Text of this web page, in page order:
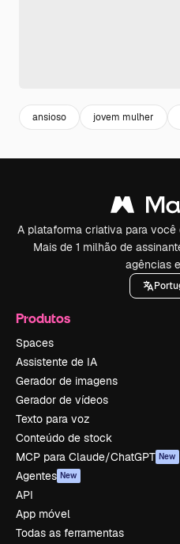
ansioso jovem mulher
A plataforma criativa para
Mais de 1 milhão de
agências
Produtos
Spaces
Assistente de IA
Gerador de imagens
Gerador de vídeos
Texto para voz
Conteúdo de stock
MCP para Claude/ChatGPT New
Agentes New
API
App móvel
Todas as ferramentas